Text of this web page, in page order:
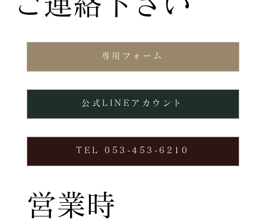
専用フォーム
TEL 053-453-6210
公式LINEアカウント
営業時